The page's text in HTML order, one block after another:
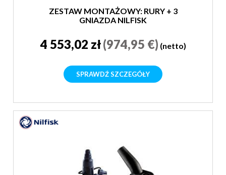
ZESTAW MONTAŻOWY: RURY + 3
GNIAZDA NILFISK
4 553,02 zł(974,95 €) (netto)
SPRAWDŹ SZCZEGÓŁY